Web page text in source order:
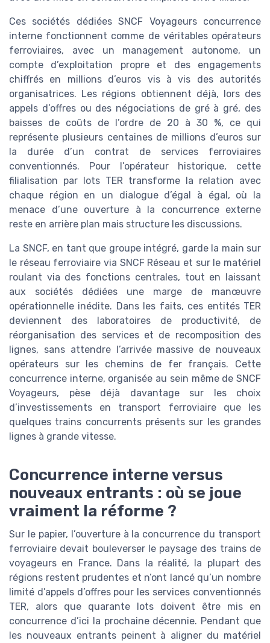
Ces sociétés dédiées SNCF Voyageurs concurrence
interne fonctionnent comme de véritables opérateurs
ferroviaires, avec un management autonome, un
compte d’exploitation propre et des engagements
chiffrés en millions d’euros vis à vis des autorités
organisatrices. Les régions obtiennent déjà, lors des
appels d’offres ou des négociations de gré à gré, des
baisses de coûts de l’ordre de 20 à 30 %, ce qui
représente plusieurs centaines de millions d’euros sur
la durée d’un contrat de services ferroviaires
conventionnés. Pour l’opérateur historique, cette
filialisation par lots TER transforme la relation avec
chaque région en un dialogue d’égal à égal, où la
menace d’une ouverture à la concurrence externe
reste en arrière plan mais structure les discussions.
La SNCF, en tant que groupe intégré, garde la main sur
le réseau ferroviaire via SNCF Réseau et sur le matériel
roulant via des fonctions centrales, tout en laissant
aux sociétés dédiées une marge de manœuvre
opérationnelle inédite. Dans les faits, ces entités TER
deviennent des laboratoires de productivité, de
réorganisation des services et de recomposition des
lignes, sans attendre l’arrivée massive de nouveaux
opérateurs sur les chemins de fer français. Cette
concurrence interne, organisée au sein même de SNCF
Voyageurs, pèse déjà davantage sur les choix
d’investissements en transport ferroviaire que les
quelques trains concurrents présents sur les grandes
lignes à grande vitesse.
Concurrence interne versus
nouveaux entrants : où se joue
vraiment la réforme ?
Sur le papier, l’ouverture à la concurrence du transport
ferroviaire devait bouleverser le paysage des trains de
voyageurs en France. Dans la réalité, la plupart des
régions restent prudentes et n’ont lancé qu’un nombre
limité d’appels d’offres pour les services conventionnés
TER, alors que quarante lots doivent être mis en
concurrence d’ici la prochaine décennie. Pendant que
les nouveaux entrants peinent à aligner du matériel